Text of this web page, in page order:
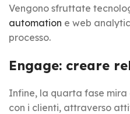
Vengono sfruttate
automation e web
processo.
Engage: creare
Infine, la quarta fase
con i clienti, attraverso